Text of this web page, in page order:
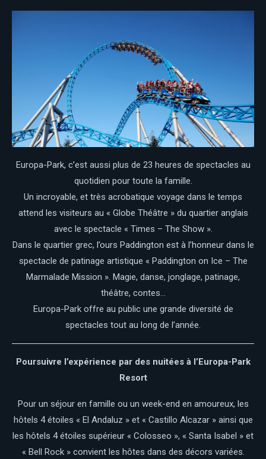
Europa-Park, c’est aussi plus de 23 heures de spectacles au
quotidien pour toute la famille.
Un incroyable, et très acrobatique voyage dans le temps
attend les visiteurs au « Globe Théâtre » du quartier anglais
avec le spectacle « Times – The Show ».
Dans le quartier grec, l’ours Paddington est à l’honneur dans le
spectacle de patinage artistique « Paddington on Ice – The
Marmalade Mission ». Magie, danse, jonglage, patinage,
théâtre, contes…
Europa-Park offre au public une grande diversité de
spectacles tout au long de l’année.
Poursuivre l’expérience par des nuitées à l’Europa-Park
Resort
Pour un séjour en famille ou un week-end en amoureux, les
hôtels 4 étoiles « El Andaluz » et « Castillo Alcazar » ainsi que
les hôtels 4 étoiles supérieur « Colosseo », « Santa Isabel » et
« Bell Rock » convient les hôtes dans des décors variées.